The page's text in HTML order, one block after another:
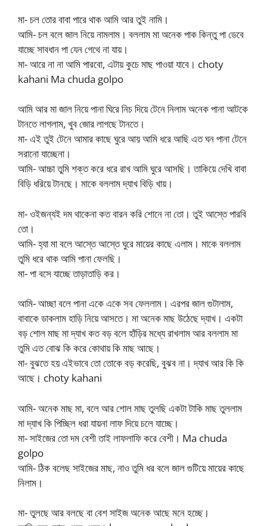
মা- চল তোর বাবা পারে থাক আমি আর তুই নামি।
আমি- চল বলে জাল নিয়ে নামলাম। বললাম মা অনেক পাক কিন্তু পা ডেবে
যাচ্ছে সাবধান পা যেন গেথে না যায়।
মা- আরে না না আমি পারবো, এটায় কুচে মাছ পাওয়া যাবে। choty
kahani Ma chuda golpo
আমি আর মা জাল নিয়ে পানা ঘিরে নিচ দিয়ে টেনে নিলাম অনেক পানা আটকে
টানতে লাগলাম, খুব জোর লাগছে টানতে।
মা- এই তুই টেনে আমার কাছে ঘুরে আয় আমি ধরে আছি এত ঘন পানা টেনে
সরানো যাচ্ছেনা।
আমি- আচ্চা তুমি শক্ত করে ধরে রাখ আমি ঘুরে আসছি। তাকিয়ে দেখি বাবা
বিড়ি ধরিয়ে টানছে। মাকে বললাম দ্যাখ বিড়ি খায়।
মা- ওইজন্যই দম থাকেনা কত বারন করি শোনে না তো। তুই আস্তে পারবি
তো।
আমি- হ্যা মা বলে আস্তে আস্তে ঘুরে মায়ের কাছে এলাম। মাকে বললাম
তুমি ধরে থাক আমি পানা ফেলছি।
মা- পা বসে যাচ্ছে তাড়াতাড়ি কর।
আমি- আচ্ছা বলে পানা একে একে সব ফেললাম। এরপর জাল গুটালাম,
বাবাকে ডাকলাম হাড়ি নিয়ে আসতে। মা অনেক মাছ উঠেছে দ্যাখ। একটা
বড় শোল মাছ মা দ্যাখ কত বড় বলে হাঁড়ির মধ্যে রাখলাম আর বললাম মা
তুমি এত বোঝ কি করে কোথায় কি মাছ আছে।
মা- বুঝতে হয় এইভাবে তো তোকে বড় করেছি, বুঝব না। দ্যাখ আর কি কি
আছে। choty kahani
আমি- অনেক মাছ মা, বলে আর শোল মাছ তুলছি একটা টাকি মাছ তুললাম
মা দ্যাখ কি পিচ্ছিল ধরা যায়না লাফ দিয়ে চলে যাচ্ছে।
মা- সাইজের তো দম বেশী তাই লাফলাফি করে বেশী। Ma chuda
golpo
আমি- ঠিক বলেছ সাইজের মাছ, নাও তুমি ধর বলে জাল গুটিয়ে মায়ের কাছে
নিলাম।
মা- তুলছে আর বলছে বা বেশ সাইজ অনেক আছে মনে হচ্ছে।